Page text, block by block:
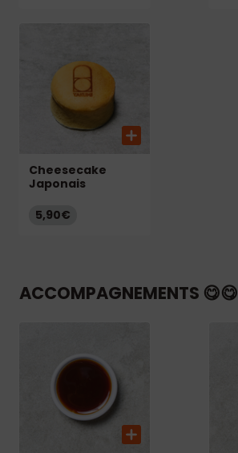
Cheesecake
Japonais
5,90€
ACCOMPAGNEMENTS 😋😋